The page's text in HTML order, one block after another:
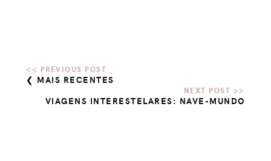
❮ MAIS RECENTES
VIAGENS INTERESTELARES: NAVE-MUNDO